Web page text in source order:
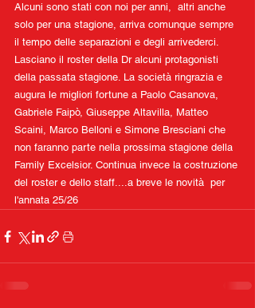
Alcuni sono stati con noi per anni,  altri anche
solo per una stagione, arriva comunque sempre
il tempo delle separazioni e degli arrivederci.
Lasciano il roster della Dr alcuni protagonisti
della passata stagione. La società ringrazia e
augura le migliori fortune a Paolo Casanova,
Gabriele Faipò, Giuseppe Altavilla, Matteo
Scaini, Marco Belloni e Simone Bresciani che
non faranno parte nella prossima stagione della
Family Excelsior. Continua invece la costruzione
del roster e dello staff....a breve le novità  per
l'annata 25/26